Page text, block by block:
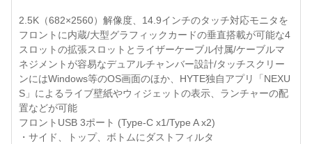
2.5K（682×2560）解像度、14.9インチのタッチ対応モニタを
フロントに内蔵/大型グラフィックカードの垂直搭載が可能な4
スロットの拡張スロットとライザーケーブル付属/ケーブルマ
ネジメントが容易なデュアルチャンバー設計/タッチスクリー
ンにはWindows等のOS画面のほか、HYTE独自アプリ「NEXU
S」によるライブ壁紙やウィジェットの表示、ランチャーの配
置などが可能
フロントUSB 3ポート (Type-C x1/Type A x2)
・サイド、トップ、ボトムにダストフィルタ